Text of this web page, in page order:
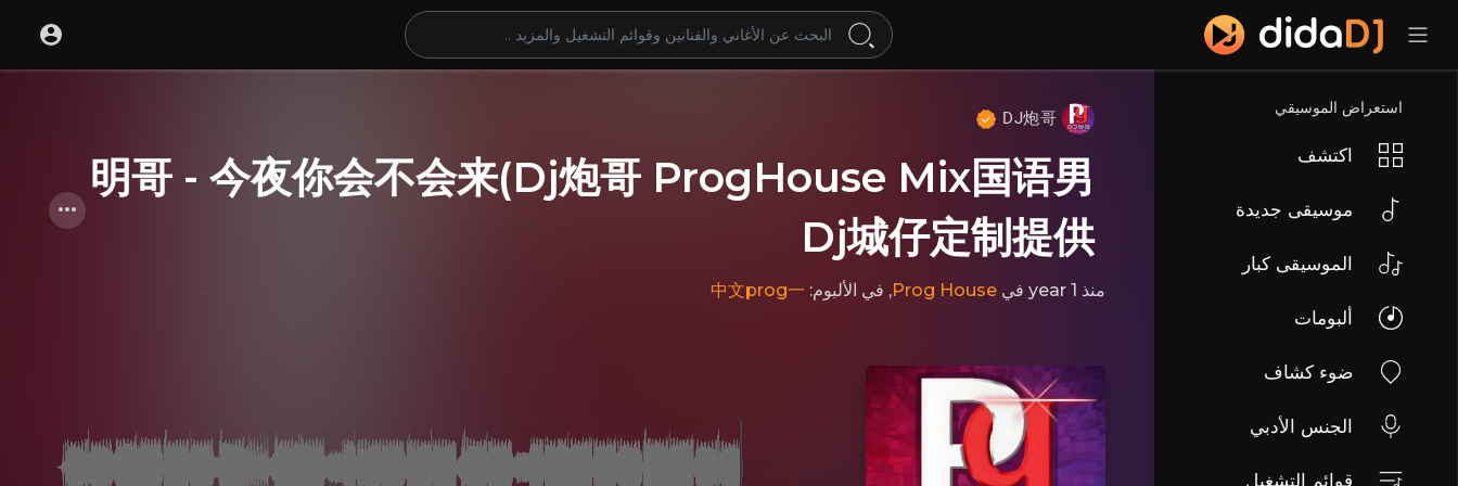
استعراض الموسيقي
اكتشف
موسيقى جديدة
الموسيقى كبار
ألبومات
ضوء كشاف
الجنس الأدبي
قوائم التشغيل
DJ炮哥
明哥 - 今夜你会不会来(Dj炮哥 ProgHouse Mix国语男
Dj城仔定制提供
منذ 1 year في Prog House, في الألبوم: 中文prog一